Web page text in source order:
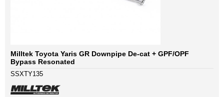
Milltek Toyota Yaris GR Downpipe De-cat + GPF/OPF
Bypass Resonated
SSXTY135